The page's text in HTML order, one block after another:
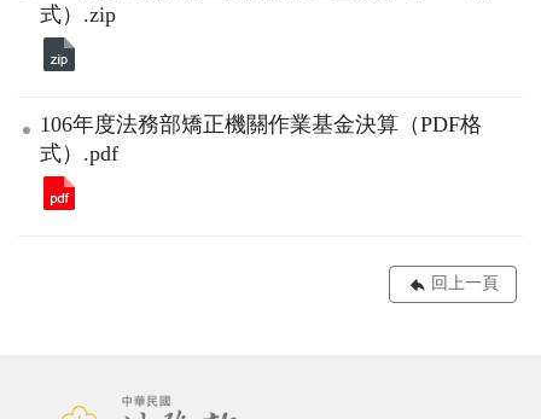
式）.zip
106年度法務部矯正機關作業基金決算（PDF格
式）.pdf
回上一頁